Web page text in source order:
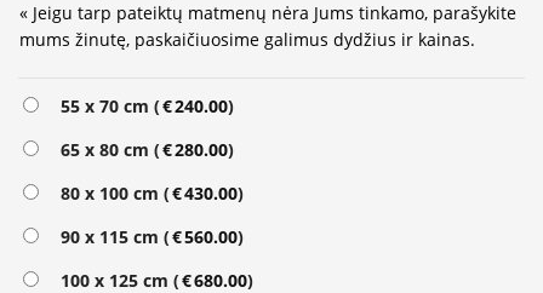
« Jeigu tarp pateiktų matmenų nėra Jums tinkamo, parašykite
mums žinutę, paskaičiuosime galimus dydžius ir kainas.
55 x 70 cm (€240.00)
65 x 80 cm (€280.00)
80 x 100 cm (€430.00)
90 x 115 cm (€560.00)
100 x 125 cm (€680.00)